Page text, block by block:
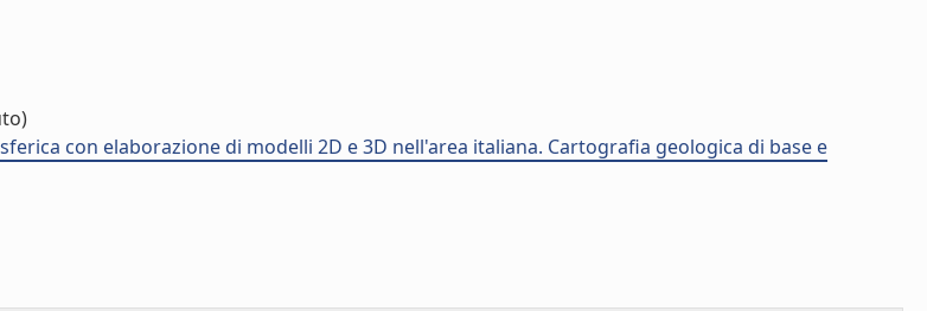
con elaborazione di modelli 2D e 3D nell'area italiana. Cartografia geologica di base e